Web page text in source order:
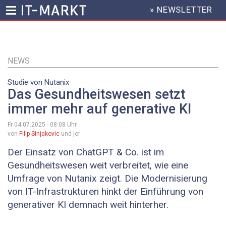
Inhalt
HEADER
MENU
» NEWSLETTER
NEWS
Studie von Nutanix
Das Gesundheitswesen setzt
immer mehr auf generative KI
Fr 04.07.2025 - 08:08 Uhr
von Filip Sinjakovic und jor
Der Einsatz von ChatGPT & Co. ist im
Gesundheitswesen weit verbreitet, wie eine
Umfrage von Nutanix zeigt. Die Modernisierung
von IT-Infrastrukturen hinkt der Einführung von
generativer KI demnach weit hinterher.